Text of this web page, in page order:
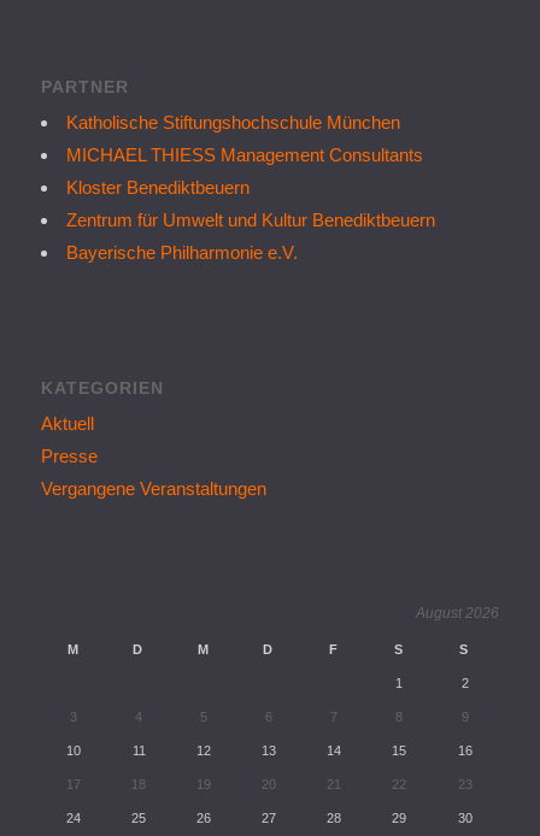
PARTNER
Katholische Stiftungshochschule München
MICHAEL THIESS Management Consultants
Kloster Benediktbeuern
Zentrum für Umwelt und Kultur Benediktbeuern
Bayerische Philharmonie e.V.
KATEGORIEN
Aktuell
Presse
Vergangene Veranstaltungen
August 2026
M D M D F S S
1 2
3 4 5 6 7 8 9
10 11 12 13 14 15 16
17 18 19 20 21 22 23
24 25 26 27 28 29 30